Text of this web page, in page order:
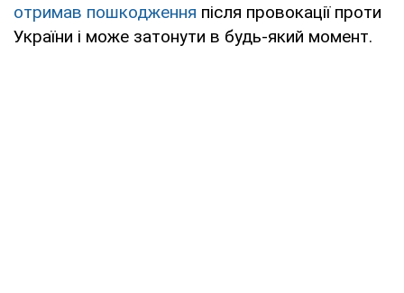
отримав пошкодження після провокації проти
України і може затонути в будь-який момент.